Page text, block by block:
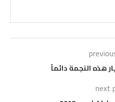
هذه النجمة دائماً
next